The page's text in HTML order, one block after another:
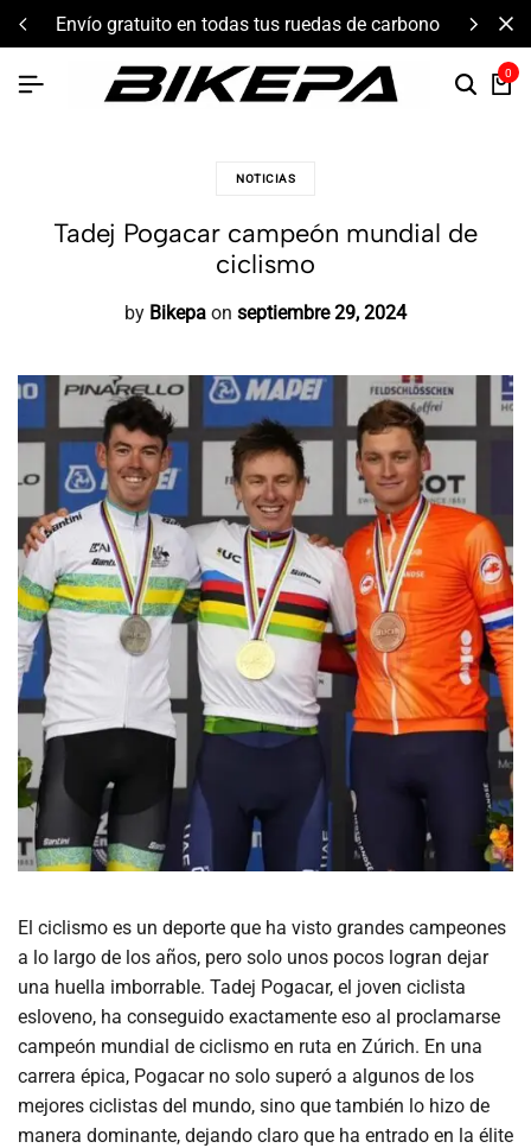
envío gratuito en todas tus ruedas de carbono
0
NOTICIAS
Tadej Pogacar campeón mundial de
ciclismo
by Bikepa on septiembre 29, 2024
El ciclismo es un deporte que ha visto grandes campeones
a lo largo de los años, pero solo unos pocos logran dejar
una huella imborrable. Tadej Pogacar, el joven ciclista
esloveno, ha conseguido exactamente eso al proclamarse
campeón mundial de ciclismo en ruta en Zúrich. En una
carrera épica, Pogacar no solo superó a algunos de los
mejores ciclistas del mundo, sino que también lo hizo de
manera dominante, dejando claro que ha entrado en la élite